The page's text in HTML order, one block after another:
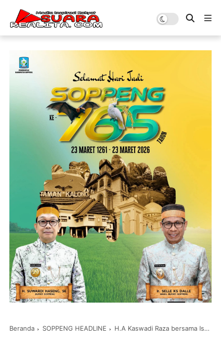
Beranda SOPPENG HEADLINE H.A Kaswadi Raza bersama Istri dan Putranya kunjungi JCH Asal Soppeng di Mekkah